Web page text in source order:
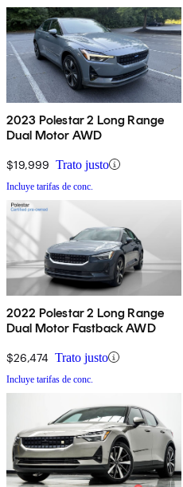
2023 Polestar 2 Long Range
Dual Motor AWD
$19,999 Trato justo
Incluye tarifas de conc.
2022 Polestar 2 Long Range
Dual Motor Fastback AWD
$26,474 Trato justo
Incluye tarifas de conc.